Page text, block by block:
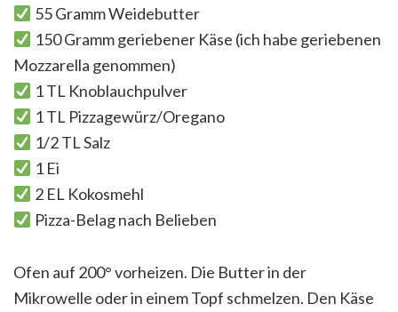
55 Gramm Weidebutter
150 Gramm geriebener Käse (ich habe geriebenen
Mozzarella genommen)
1 TL Knoblauchpulver
1 TL Pizzagewürz/Oregano
1/2 TL Salz
1 Ei
2 EL Kokosmehl
Pizza-Belag nach Belieben
Ofen auf 200° vorheizen. Die Butter in der
Mikrowelle oder in einem Topf schmelzen. Den Käse